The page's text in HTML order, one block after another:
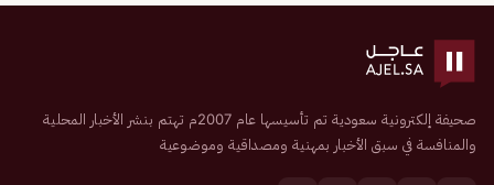
صحيفة إلكترونية سعودية تم تأسيسها عام 2007م تهتم بنشر الأخبار المحلية
والمنافسة في سبق الأخبار بمهنية ومصداقية وموضوعية